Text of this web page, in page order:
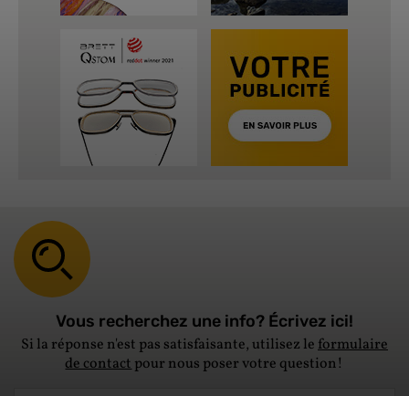
Vous recherchez une info? Écrivez ici!
Si la réponse n'est pas satisfaisante, utilisez leformulaire
de contactpour nous poser votre question!